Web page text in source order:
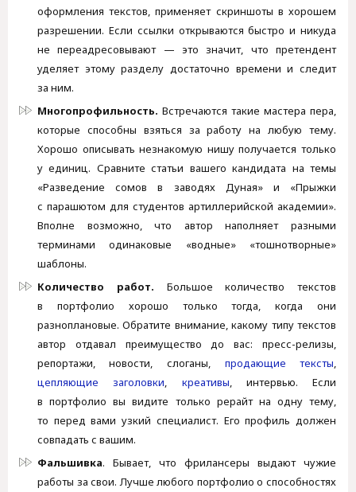
оформления текстов, применяет скриншоты в хорошем
разрешении. Если ссылки открываются быстро и никуда
не переадресовывают — это значит, что претендент
уделяет этому разделу достаточно времени и следит
за ним.
Многопрофильность. Встречаются такие мастера пера,
которые способны взяться за работу на любую тему.
Хорошо описывать незнакомую нишу получается только
у единиц. Сравните статьи вашего кандидата на темы
«Разведение сомов в заводях Дуная» и «Прыжки
с парашютом для студентов артиллерийской академии».
Вполне возможно, что автор наполняет разными
терминами одинаковые «водные» «тошнотворные»
шаблоны.
Количество работ. Большое количество текстов
в портфолио хорошо только тогда, когда они
разноплановые. Обратите внимание, какому типу текстов
автор отдавал преимущество до вас: пресс-релизы,
репортажи, новости, слоганы, продающие тексты,
цепляющие заголовки, креативы, интервью. Если
в портфолио вы видите только рерайт на одну тему,
то перед вами узкий специалист. Его профиль должен
совпадать с вашим.
Фальшивка. Бывает, что фрилансеры выдают чужие
работы за свои. Лучше любого портфолио о способностях